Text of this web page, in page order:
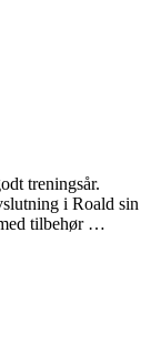
treningsår.
i Roald sin
tilbehør …